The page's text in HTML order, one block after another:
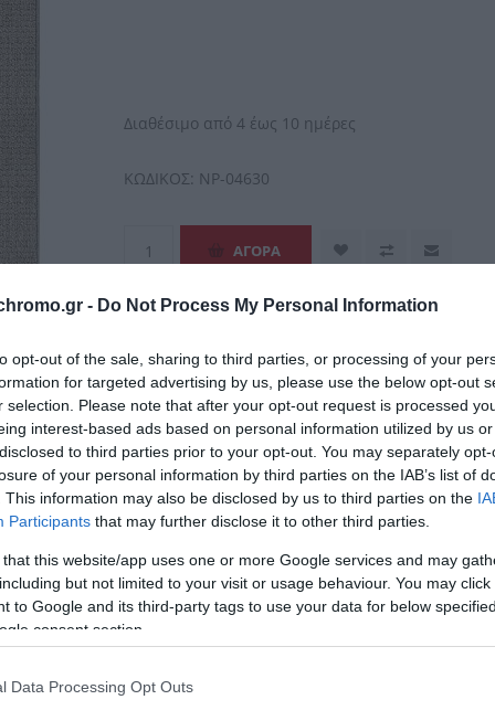
- Do Not Process My Personal Information
opt-out of the sale, sharing to third parties, or processing of your
for targeted advertising by us, please use the below opt-out
selection. Please note that after your opt-out request is processed
interest-based ads based on personal information utilized by us
to third parties prior to your opt-out. You may separately
of your personal information by third parties on the IAB’s list of
This information may also be disclosed by us to third parties on the
Participants that may further disclose it to other third parties.
that this website/app uses one or more Google services and may
but not limited to your visit or usage behaviour. You may
to Google and its third-party tags to use your data for below
consent section.
Data Processing Opt Outs
Διαθέσιμο από 4 έως 10 ημέρες
ΚΩΔΙΚΟΣ: NP-04630